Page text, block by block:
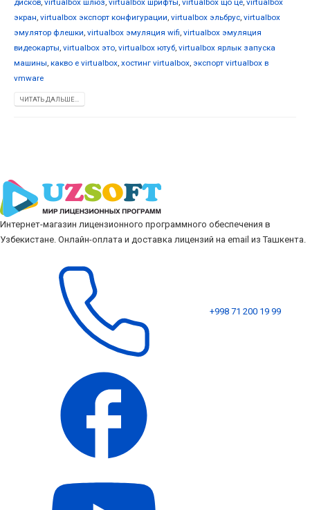
дисков, virtualbox шлюз, virtualbox шрифты, virtualbox що це, virtualbox
экран, virtualbox экспорт конфигурации, virtualbox эльбрус, virtualbox
эмулятор флешки, virtualbox эмуляция wifi, virtualbox эмуляция
видеокарты, virtualbox это, virtualbox ютуб, virtualbox ярлык запуска
машины, какво е virtualbox, хостинг virtualbox, экспорт virtualbox в
vmware
ЧИТАТЬ ДАЛЬШЕ...
Интернет-магазин лицензионного программного обеспечения в
Узбекистане. Онлайн-оплата и доставка лицензий на email из Ташкента.
+998 71 200 19 99